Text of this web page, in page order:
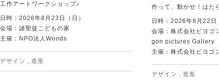
工作アートワークショップ♪
日時：2026年8月23日（日）
会場：諸聖徒こどもの家
主催：NPO法人Woods
デザイン , 造形
作って、動かせ！はた
日時：2026年8月22日
会場：株式会社ビヨ
gon pictures Gallery
主催：株式会社ビヨゴ
デザイン , 造形